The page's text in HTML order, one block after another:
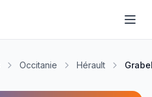
Occitanie Hérault